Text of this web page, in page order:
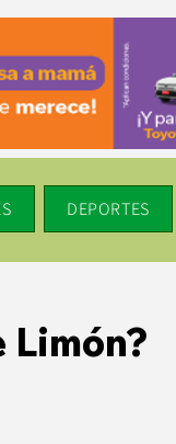
DEPORTES
Limón?